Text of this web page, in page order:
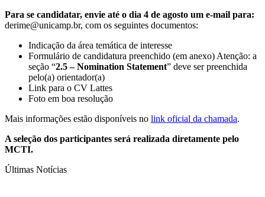
Para se candidatar, envie até o dia 4 de agosto um e-mail para:
derime@unicamp.br, com os seguintes documentos:
Indicação da área temática de interesse
Formulário de candidatura preenchido (em anexo) Atenção: a
seção “2.5 – Nomination Statement” deve ser preenchida
pelo(a) orientador(a)
Link para o CV Lattes
Foto em boa resolução
Mais informações estão disponíveis no link oficial da chamada.
A seleção dos participantes será realizada diretamente pelo
MCTI.
Últimas Notícias